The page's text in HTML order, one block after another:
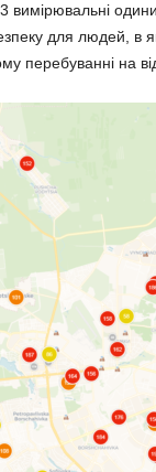
для людей, в
перебуванні на